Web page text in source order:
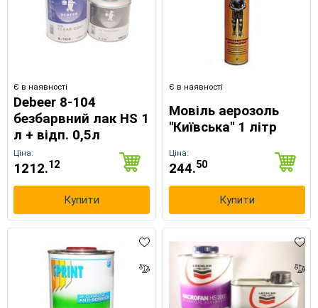
Є в наявності
Debeer 8-104
безбарвний лак HS 1
л + відп. 0,5л
Ціна:
1212.12
Купити
Є в наявності
Мовіль аерозоль
"Київська" 1 літр
Ціна:
244.50
Купити